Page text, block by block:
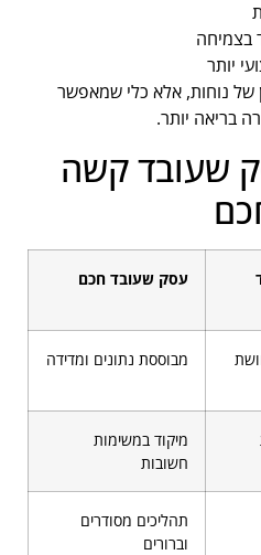
בצמיחה
יותר
של נוחות, אלא כלי שמאפשר
בריאה יותר.
שעובד קשה
עסק שעובד חכם
מבוססת נתונים ומדידה
מיקוד במשימות
חשובות
תהליכים מסודרים
וברורים